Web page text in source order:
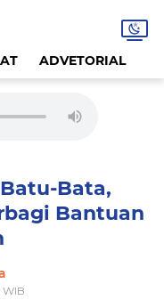
ADVETORIAL
Bata,
Bantuan
WIB